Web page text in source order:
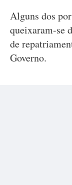
Alguns dos
queixaram-se
de
Governo.